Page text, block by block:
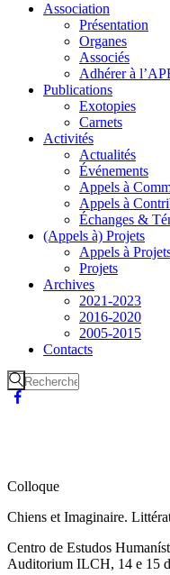
Association
Présentation
Organes
Associés
Adhérer à
Publications
Exotopies
Carnets
Activités
Actualités
Événements
Appels à
Appels à
Échanges &
(Appels à) Projets
Appels à
Projets
Archives
2021-2023
2016-2020
2005-2015
Contacts
Colloque
Chiens et Imaginaire.
Centro de Estudos
Auditorium ILCH, 14 e 15